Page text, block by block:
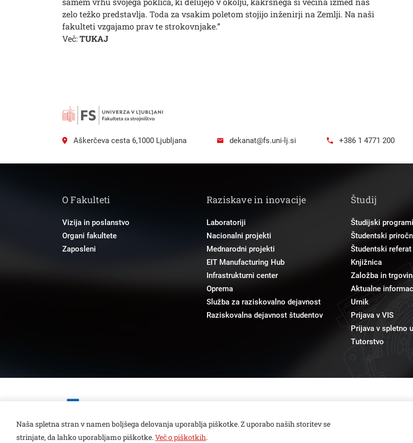
zelo težko predstavlja. Toda za vsakim poletom stojijo inženirji na Zemlji. Na naši
fakulteti vzgajamo prav te strokovnjake.”
Več:TUKAJ
Aškerčeva cesta 6,1000 Ljubljana dekanat@fs.uni-lj.si +386 1 4771 200
O Fakulteti
Vizija in poslanstvo
Organi fakultete
Zaposleni
Raziskave in inovacije
Laboratoriji
Nacionalni projekti
Mednarodni projekti
EIT Manufacturing Hub
Infrastrukturni center
Oprema
Služba za raziskovalno dejavnost
Raziskovalna dejavnost študentov
Študij
Študijski programi
Študentski
Študentski referat
Knjižnica
Založba in
Aktualne
Urnik
Prijava v VIS
Prijava v spletno
Tutorstvo
Naša spletna stran v namen boljšega delovanja uporablja piškotke. Z uporabo naših storitev se
strinjate, da lahko uporabljamo piškotke.Več o piškotkih.